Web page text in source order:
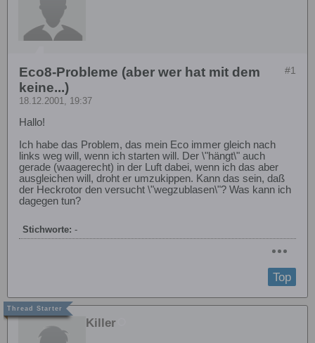
#1
Eco8-Probleme (aber wer hat mit dem
keine...)
18.12.2001, 19:37
Hallo!
Ich habe das Problem, das mein Eco immer gleich nach
links weg will, wenn ich starten will. Der \"hängt\" auch
gerade (waagerecht) in der Luft dabei, wenn ich das aber
ausgleichen will, droht er umzukippen. Kann das sein, daß
der Heckrotor den versucht \"wegzublasen\"? Was kann ich
dagegen tun?
Stichworte: -
Top
Killer